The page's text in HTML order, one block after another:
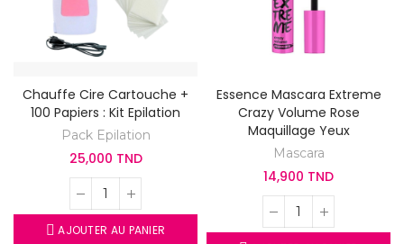
Chauffe Cire Cartouche +
100 Papiers : Kit Epilation
Pack Epilation
25,000 TND
AJOUTER AU PANIER
Essence Mascara Extreme
Crazy Volume Rose
Maquillage Yeux
Mascara
14,900 TND